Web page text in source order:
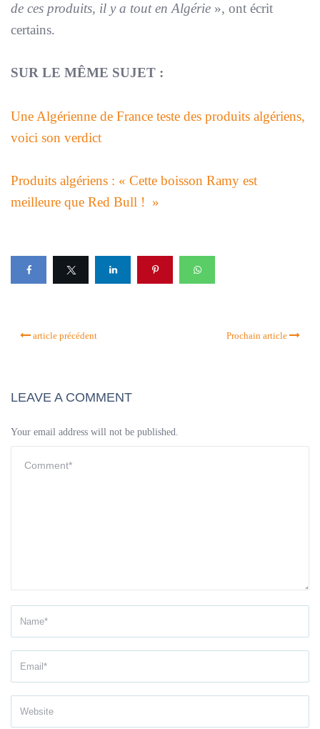
de ces produits, il y a tout en Algérie », ont écrit
certains.
SUR LE MÊME SUJET :
Une Algérienne de France teste des produits algériens,
voici son verdict
Produits algériens : « Cette boisson Ramy est
meilleure que Red Bull ! »
article précédent Prochain article
LEAVE A COMMENT
Your email address will not be published.